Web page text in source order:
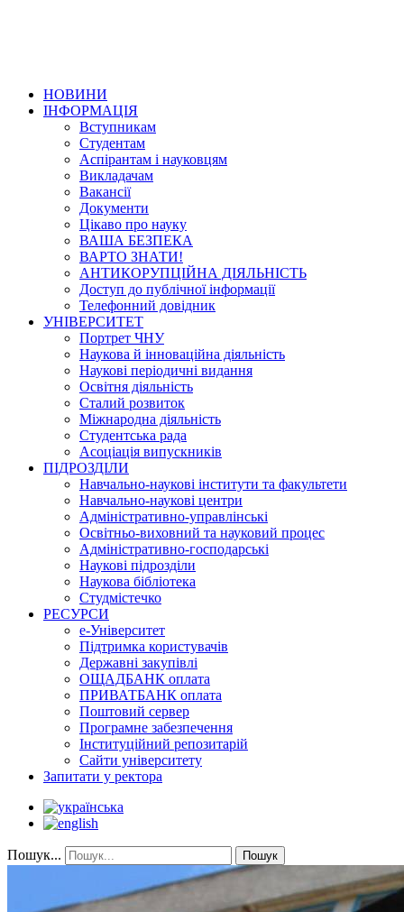
НОВИНИ
ІНФОРМАЦІЯ
Вступникам
Студентам
Аспірантам і науковцям
Викладачам
Вакансії
Документи
Цікаво про науку
ВАША БЕЗПЕКА
ВАРТО ЗНАТИ!
АНТИКОРУПЦІЙНА ДІЯЛЬНІСТЬ
Доступ до публічної інформації
Телефонний довідник
УНІВЕРСИТЕТ
Портрет ЧНУ
Наукова й інноваційна діяльність
Наукові періодичні видання
Освітня діяльність
Сталий розвиток
Міжнародна діяльність
Студентська рада
Асоціація випускників
ПІДРОЗДІЛИ
Навчально-наукові інститути та факультети
Навчально-наукові центри
Адміністративно-управлінські
Освітньо-виховний та науковий процес
Адміністративно-господарські
Наукові підрозділи
Наукова бібліотека
Студмістечко
РЕСУРСИ
е-Університет
Підтримка користувачів
Державні закупівлі
ОЩАДБАНК оплата
ПРИВАТБАНК оплата
Поштовий сервер
Програмне забезпечення
Інституційний репозитарій
Сайти університету
Запитати у ректора
Пошук... Пошук